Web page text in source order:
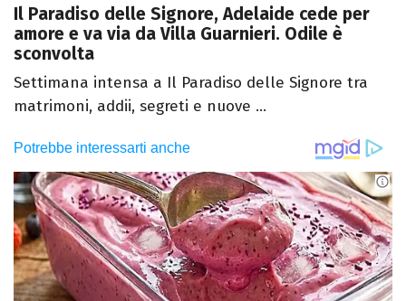
Il Paradiso delle Signore, Adelaide cede per
amore e va via da Villa Guarnieri. Odile è
sconvolta
Settimana intensa a Il Paradiso delle Signore tra
matrimoni, addii, segreti e nuove ...